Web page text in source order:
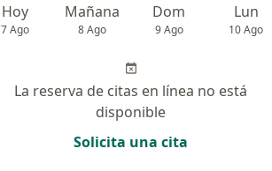
Hoy
7 Ago
Mañana
8 Ago
Dom
9 Ago
Lun
10 Ago
La reserva de citas en línea no está
disponible
Solicita una cita